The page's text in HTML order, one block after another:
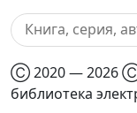
Ⓒ 2020 — 2026
библиотека